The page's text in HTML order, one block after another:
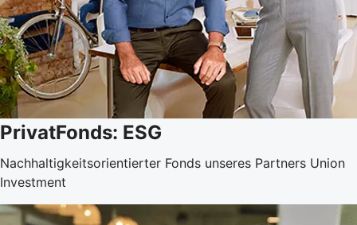
PrivatFonds: ESG
Nachhaltigkeitsorientierter Fonds unseres Partners Union
Investment